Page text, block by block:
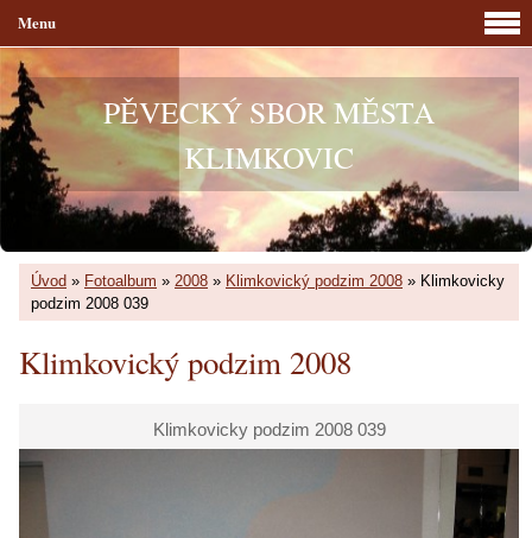
PĚVECKÝ SBOR MĚSTA
KLIMKOVIC
Úvod » Fotoalbum » 2008 » Klimkovický podzim 2008 » Klimkovicky
podzim 2008 039
Klimkovický podzim 2008
Klimkovicky podzim 2008 039
Menu